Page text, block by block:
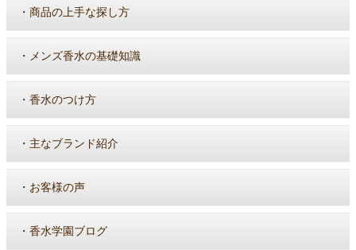
・ 商品の上手な探し方
・ メンズ香水の基礎知識
・ 香水のつけ方
・ 主なブランド紹介
・ お客様の声
・ 香水学園ブログ